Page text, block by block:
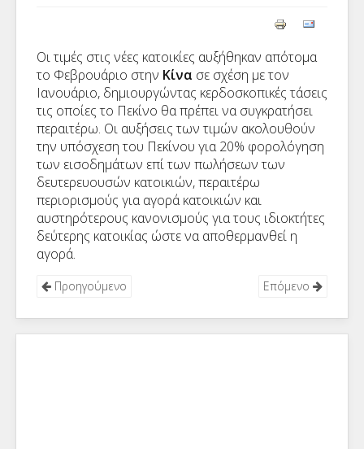
Οι τιμές στις νέες κατοικίες αυξήθηκαν απότομα
το Φεβρουάριο στην Κίνα σε σχέση με τον
Ιανουάριο, δημιουργώντας κερδοσκοπικές τάσεις
τις οποίες το Πεκίνο θα πρέπει να συγκρατήσει
περαιτέρω. Οι αυξήσεις των τιμών ακολουθούν
την υπόσχεση του Πεκίνου για 20% φορολόγηση
των εισοδημάτων επί των πωλήσεων των
δευτερευουσών κατοικιών, περαιτέρω
περιορισμούς για αγορά κατοικιών και
αυστηρότερους κανονισμούς για τους ιδιοκτήτες
δεύτερης κατοικίας ώστε να αποθερμανθεί η
αγορά.
Προηγούμενο Επόμενο